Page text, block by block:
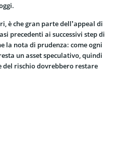
è che gran parte dell’appeal di
precedenti ai successivi step di
la nota di prudenza: come ogni
un asset speculativo, quindi
del rischio dovrebbero restare